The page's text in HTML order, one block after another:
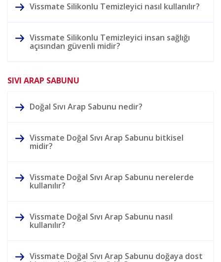
Vissmate Silikonlu Temizleyici nasıl kullanılır?
Vissmate Silikonlu Temizleyici insan sağlığı
açısından güvenli midir?
SIVI ARAP SABUNU
Doğal Sıvı Arap Sabunu nedir?
Vissmate Doğal Sıvı Arap Sabunu bitkisel
midir?
Vissmate Doğal Sıvı Arap Sabunu nerelerde
kullanılır?
Vissmate Doğal Sıvı Arap Sabunu nasıl
kullanılır?
Vissmate Doğal Sıvı Arap Sabunu doğaya dost